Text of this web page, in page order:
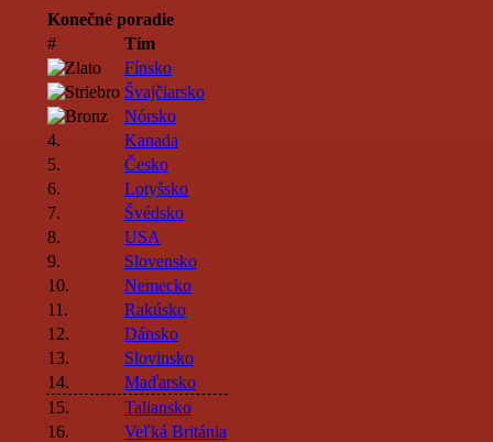
Konečné poradie
#
Tím
Fínsko
Švajčiarsko
Nórsko
4.
Kanada
5.
Česko
6.
Lotyšsko
7.
Švédsko
8.
USA
9.
Slovensko
10.
Nemecko
11.
Rakúsko
12.
Dánsko
13.
Slovinsko
14.
Maďarsko
15.
Taliansko
16.
Veľká Británia